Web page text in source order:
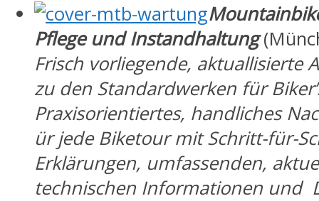
Pflege und Instandhaltung
Frisch vorliegende, aktuallisierte
zu den Standardwerken für
Praxisorientiertes, handliches
ür jede Biketour mit Schritt-für-
Erklärungen, umfassenden,
technischen Informationen und